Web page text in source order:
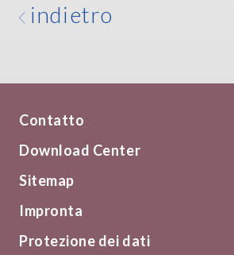
indietro
Protezione dei dati
Impronta
Sitemap
Download Center
Contatto